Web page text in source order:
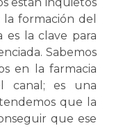
están inquietos
formación del
es la clave para
Sabemos
en la farmacia
canal; es una
que la
que ese